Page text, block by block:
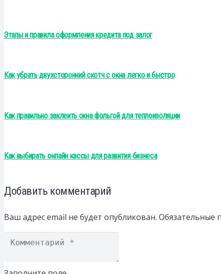
Этапы и правила оформления кредита под залог
Как убрать двухсторонний скотч с окна легко и быстро
Как правильно заклеить окна фольгой для теплоизоляции
Как выбирать онлайн кассы для развития бизнеса
Добавить комментарий
Ваш адрес email не будет опубликован. Обязательные